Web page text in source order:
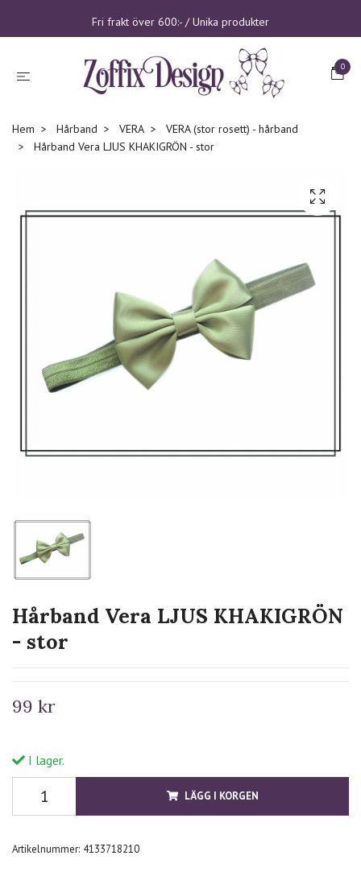
Fri frakt över 600:- / Unika produkter
0
Hem Hårband VERA
VERA (stor rosett) - hårband
Hårband Vera LJUS KHAKIGRÖN - stor
Hårband Vera LJUS KHAKIGRÖN
- stor
99 kr
I lager.
LÄGG I KORGEN
Artikelnummer: 4133718210